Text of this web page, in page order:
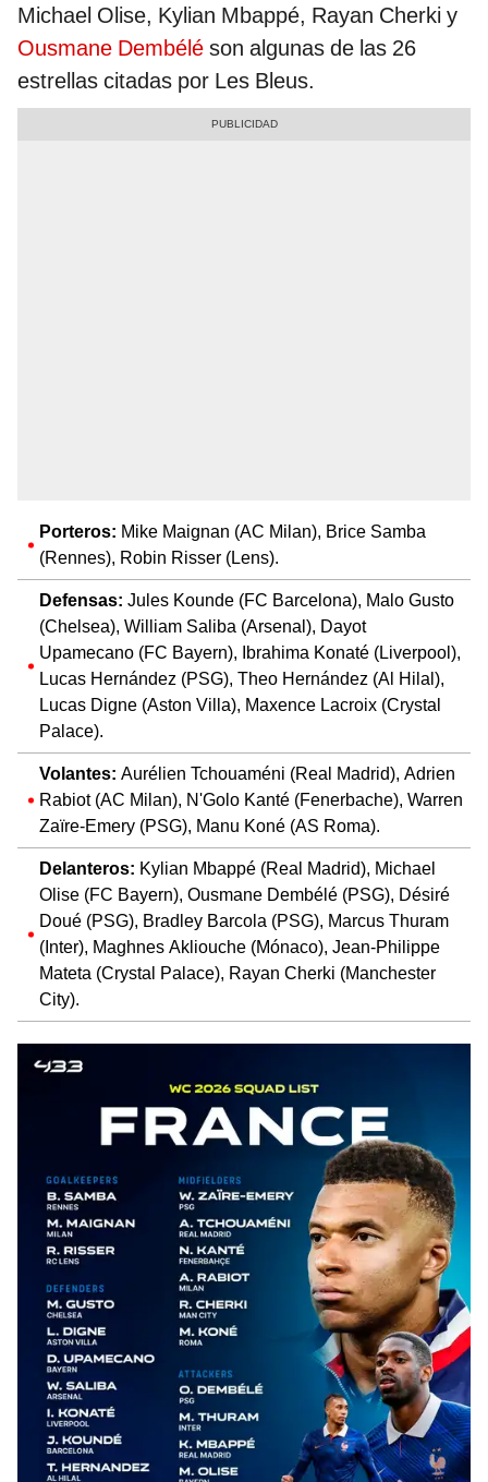
Michael Olise, Kylian Mbappé, Rayan Cherki y
Ousmane Dembélé son algunas de las 26
estrellas citadas por Les Bleus.
Porteros: Mike Maignan (AC Milan), Brice Samba
(Rennes), Robin Risser (Lens).
Defensas: Jules Kounde (FC Barcelona), Malo Gusto
(Chelsea), William Saliba (Arsenal), Dayot
Upamecano (FC Bayern), Ibrahima Konaté (Liverpool),
Lucas Hernández (PSG), Theo Hernández (Al Hilal),
Lucas Digne (Aston Villa), Maxence Lacroix (Crystal
Palace).
Volantes: Aurélien Tchouaméni (Real Madrid), Adrien
Rabiot (AC Milan), N'Golo Kanté (Fenerbache), Warren
Zaïre-Emery (PSG), Manu Koné (AS Roma).
Delanteros: Kylian Mbappé (Real Madrid), Michael
Olise (FC Bayern), Ousmane Dembélé (PSG), Désiré
Doué (PSG), Bradley Barcola (PSG), Marcus Thuram
(Inter), Maghnes Akliouche (Mónaco), Jean-Philippe
Mateta (Crystal Palace), Rayan Cherki (Manchester
City).